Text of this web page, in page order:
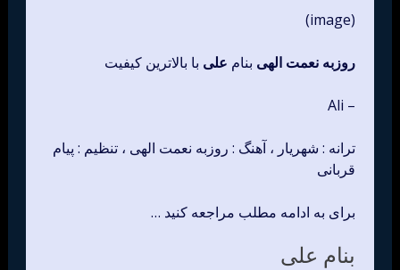
(image)
روزبه نعمت الهی بنام علی با بالاترین کیفیت
– Ali
ترانه : شهریار ، آهنگ : روزبه نعمت الهی ، تنظیم : پیام
قربانی
برای به ادامه مطلب مراجعه کنید …
بنام علی